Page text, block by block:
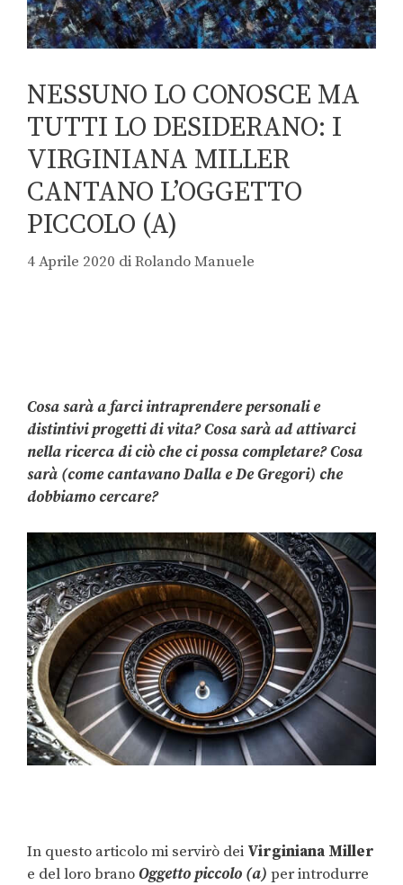
NESSUNO LO CONOSCE MA
TUTTI LO DESIDERANO: I
VIRGINIANA MILLER
CANTANO L’OGGETTO
PICCOLO (A)
4 Aprile 2020 diRolando Manuele
Cosa sarà a farci intraprendere personali e
distintivi progetti di vita? Cosa sarà ad attivarci
nella ricerca di ciò che ci possa completare? Cosa
sarà (come cantavano Dalla e De Gregori) che
dobbiamo cercare?
In questo articolo mi servirò dei Virginiana Miller
e del loro branoOggetto piccolo (a) per introdurre